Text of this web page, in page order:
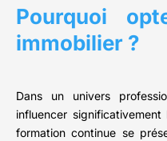
Pourquoi
immobilier ?
Dans un univers
influencer
formation continue se